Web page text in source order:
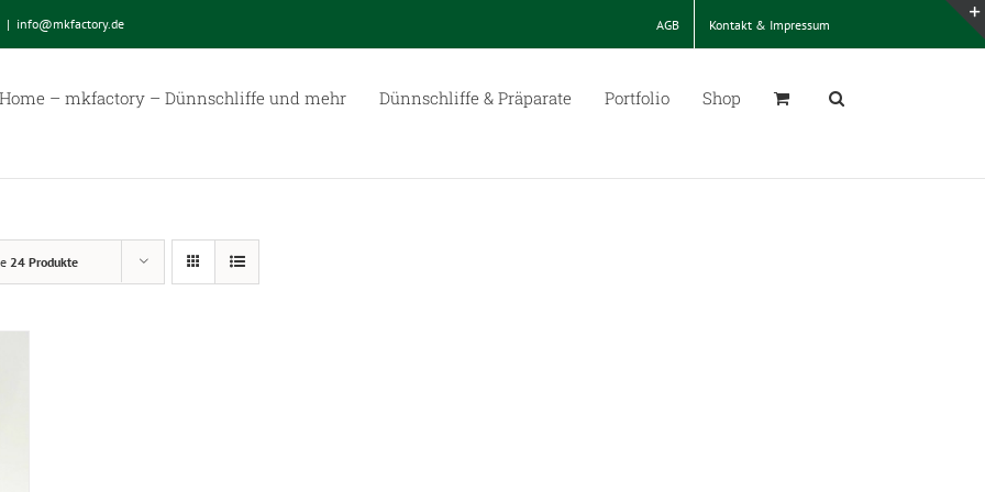
| info@mkfactory.de AGB Kontakt & Impressum
Home – mkfactory – Dünnschliffe und mehr Dünnschliffe & Präparate Portfolio Shop
24 Produkte